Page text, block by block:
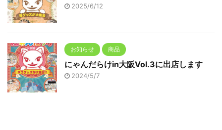
2025/6/12
お知らせ 商品
にゃんだらけin大阪Vol.3に出店します
2024/5/7